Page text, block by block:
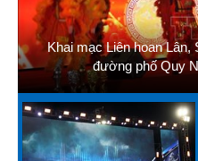
Khai mạc Liên hoan Lân,
đường phố Quy